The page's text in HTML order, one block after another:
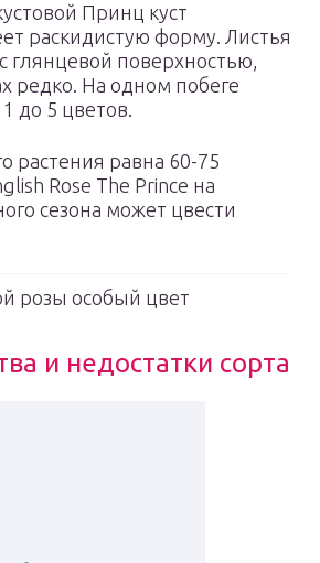
Принц куст
раскидистую форму. Листья
глянцевой поверхностью,
редко. На одном побеге
до 5 цветов.
растения равна 60-75
Rose The Prince на
сезона может цвести
розы особый цвет
и недостатки сорта